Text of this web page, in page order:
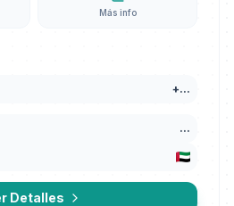
Más info
+...
...
Detalles